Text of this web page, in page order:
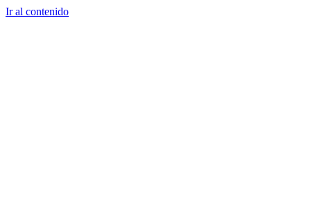
Ir al contenido